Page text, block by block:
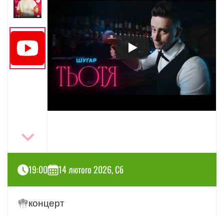
19:00 14 лютого 2026, Сб
концерт